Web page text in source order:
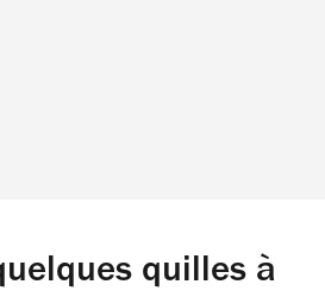
quilles à